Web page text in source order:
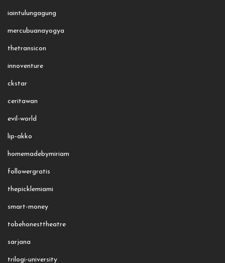
iaintulungagung
mercubuanayogya
thetransicon
innoventure
ckstar
ceritawan
evil-world
lip-akko
homemadebymiriam
followergratis
thepicklemiami
smart-money
tobehonesttheatre
sarjana
trilogi-university